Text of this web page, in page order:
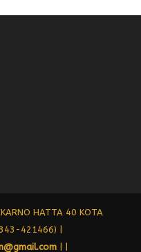
HATTA 40 KOTA
421466) |